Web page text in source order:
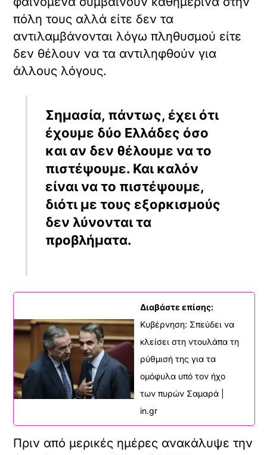
διαβάσω σε αθηναϊκό έντυπο για εθνικά
συμφέροντα. Κάπως διαφορετικά
ονομάζονται όταν καταπατώνται από την
Τουρκία, εθνικά, τώρα, που το
πραγματικό ή φανταστικό διακύβευμα
Καθώς διάβασα τον κ. συνάδελφο
προβληματίσθηκα για τις πηγές μου και
την αντιληπτική μου ικανότητα.
Δυσαρέσκεια στην κοινωνία βλέπω,
επιρροή θρησκευτικών κέντρων σε
μικρές ομάδες υπάρχει (απλώς, οι
ομάδες αυτές λόγω μικρότερου
πληθυσμού είναι πιο ορατές εδώ από ό,τι
βαθμό που ανησυχεί τον εκδότη δεν τον
διακρίνω. Δεν πιστεύω, δηλαδή, ότι
υπάρχει ιδεολογική εισβολή της Ρωσίας
στον βορειοελλαδικό χώρο σε βαθμό
επικίνδυνο.
«Πουτινικό» ρεύμα
υπάρχει αλλά αυτό είναι
διάχυτο σε όλη τη χώρα
όπως διαπιστώνω από